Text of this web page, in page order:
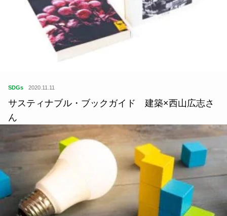
SDGs 2020.11.11
サスティナブル・ブックガイド 建築×西山広志さ
ん